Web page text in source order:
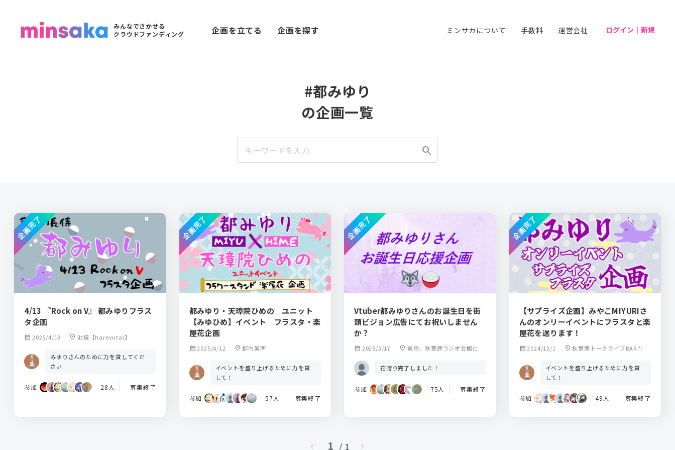
みんなでさかせる
クラウドファンディング
企画を立てる 企画を探す ミンサカについて 手数料 運営会社 ログイン｜新規
#都みゆり
の企画一覧
search
4/13 『Rock on V』 都みゆりフラス
タ企画
calendar_month 2025/4/13 location_on 池袋【harevutai】
みゆりさんのために力を貸してくだ
さい
参加 28人 募集終了
企画完了
都みゆり・天璋院ひめの ユニット
【みゆひめ】イベント フラスタ・楽
屋花企画
calendar_month2025/4/12 location_on 都内某所
イベントを盛り上げるために力を貸
して！
参加 57人 募集終了
企画完了
Vtuber都みゆりさんのお誕生日を街
頭ビジョン広告にてお祝いしません
か？
calendar_month 2025/3/17 location_on 東京、秋葉原ラジオ会館にあ
花贈り完了しました！
参加 75人 募集終了
企画完了
【サプライズ企画】みやこMIYURIさ
んのオンリーイベントにフラスタと楽
屋花を送ります！
calendar_month2024/12/1 location_on 秋葉原トークライブBAR fro
イベントを盛り上げるために力を貸
して！
参加 49人 募集終了
企画完了
chevron_left 1 / 1 chevron_right